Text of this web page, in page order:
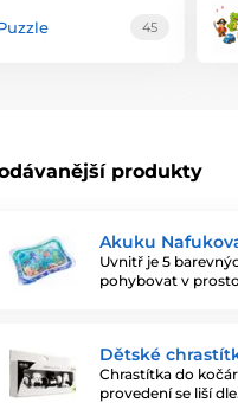
45
produkty
Akuku
Uvnitř je 5
pohybovat v
Dětské
Chrastítka do
provedení se liší